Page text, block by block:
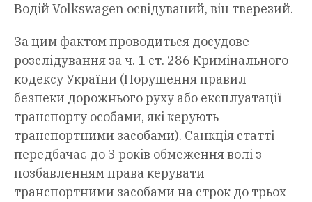
Водій Volkswagen освідуваний, він тверезий.
За цим фактом проводиться досудове
розслідування за ч. 1 ст. 286 Кримінального
кодексу України (Порушення правил
безпеки дорожнього руху або експлуатації
транспорту особами, які керують
транспортними засобами). Санкція статті
передбачає до 3 років обмеження волі з
позбавленням права керувати
транспортними засобами на строк до трьох